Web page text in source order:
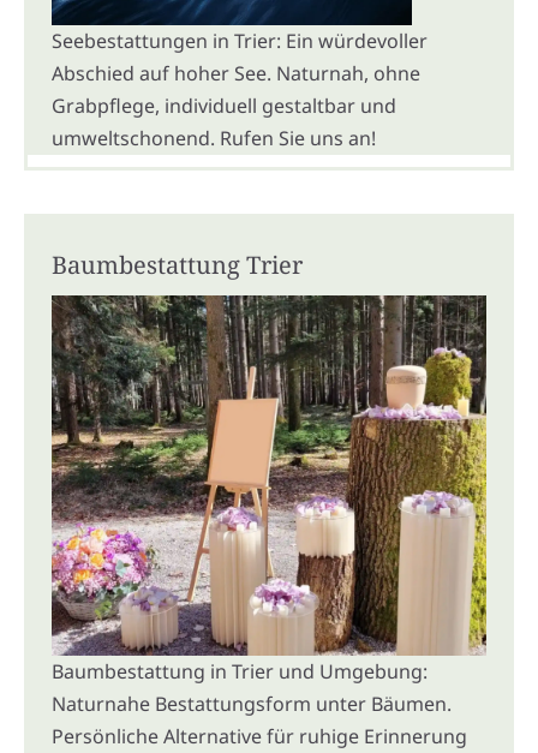
Seebestattungen in Trier: Ein würdevoller
Abschied auf hoher See. Naturnah, ohne
Grabpflege, individuell gestaltbar und
umweltschonend. Rufen Sie uns an!
Baumbestattung Trier
Baumbestattung in Trier und Umgebung:
Naturnahe Bestattungsform unter Bäumen.
Persönliche Alternative für ruhige Erinnerung